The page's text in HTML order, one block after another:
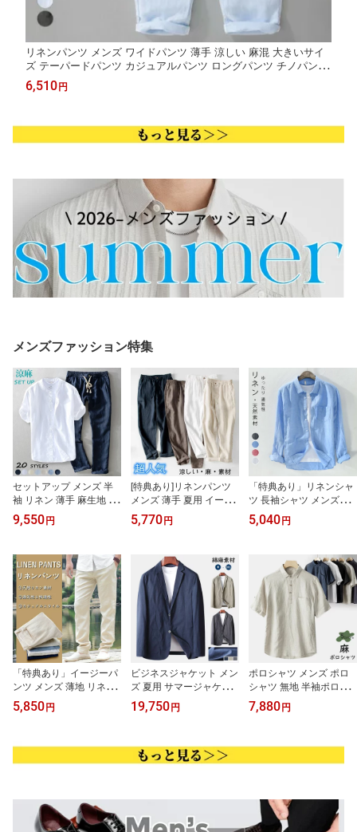
リネンパンツ メンズ ワイドパンツ 薄手 涼しい 麻混 大きいサイ
ズ テーパードパンツ カジュアルパンツ ロングパンツ チノパン 通
気性 無地 ウエストゴム 通勤 アウトドア 大人 春物 夏服 秋品 ボ
トム イージーパンツ 男性用ボトムス 楽ちん デイリー
6,510 円
メンズファッション特集
セットアップ メンズ 半
袖 リネン 薄手 麻生地 セ
ットアップ上下 軽量 ス
タンドカラー 半袖シャツ
トレーニング カジュアル
ランニングウェア スポー
ツウェア 通気性 お出か
け 春夏服 吸湿 涼しい ト
レーナー 誕生日 父の日
プレゼント 特典あり
9,550 円
[特典あり]リネンパンツ
メンズ 薄手 夏用 イージ
ーパンツ 軽い 清涼 ワイ
ドパンツ メンズロングパ
開け ウエストゴム カジ
ュアルパンツ 長ズボン
チノパン 通気性 接触冷
感 春服 夏服 秋品 男性用
ボトムス
5,770 円
「特典あり」リネンシャ
ツ 長袖シャツ メンズシ
ャツ 薄手 無地 シンプル
ファッション ゆったり
ャツ トップス 春服 夏服
秋物 薄手 涼しい
5,040 円
「特典あり」イージーパ
ンツ メンズ 薄地 リネン
パンツ ゆったり ワイド
パンツ 亜麻100％ 無地
きいサイズ
5,850 円
ビジネスジャケット メン
ズ 夏用 サマージャケッ
ト薄手 軽量 無地 スーツ
ジャケット 綿麻素材 サ
通勤 結婚式 二次会 男性
19,750 円
ポロシャツ メンズ ポロ
シャツ 無地 半袖ポロシ
ャツ 夏 リネンシャツ 通
勤 普段着 薄手 涼しい 通
7,880 円